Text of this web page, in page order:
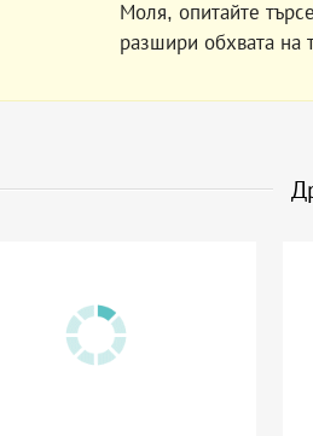
Моля, опитайте
разшири обхвата на